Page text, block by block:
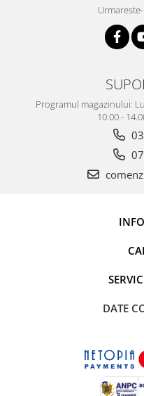
Programul magazinului:
10.00 -
DATE